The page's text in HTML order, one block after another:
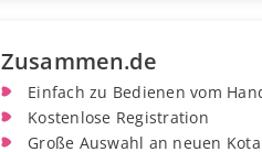
Zusammen.de
Einfach zu Bedienen vom
Kostenlose Registration
Große Auswahl an neuen